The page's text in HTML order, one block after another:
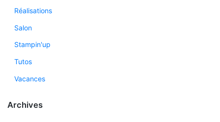
Réalisations
Salon
Stampin'up
Tutos
Vacances
Archives